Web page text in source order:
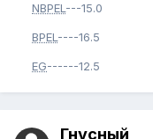
NBPEL ---15.0
BPEL ----16.5
EG------12.5
Гнусный